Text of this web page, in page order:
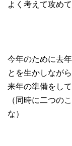
よく考えて攻めて
今年のために去
とを生かしなが
来年の準備をして
（同時に二つの
な）